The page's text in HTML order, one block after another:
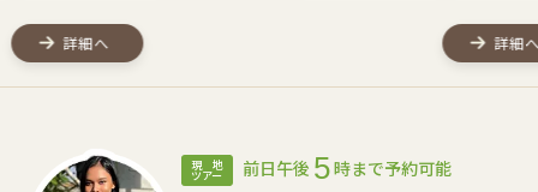
現 地
ツアー 前日午後 5時まで予約可能